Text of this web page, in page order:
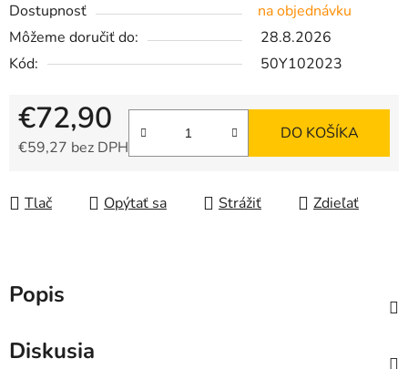
Dostupnosť
na objednávku
Môžeme doručiť do:
28.8.2026
Kód:
50Y102023
€72,90
€59,27 bez DPH
DO KOŠÍKA
Tlač Opýtať sa Strážiť Zdieľať
Popis
Diskusia